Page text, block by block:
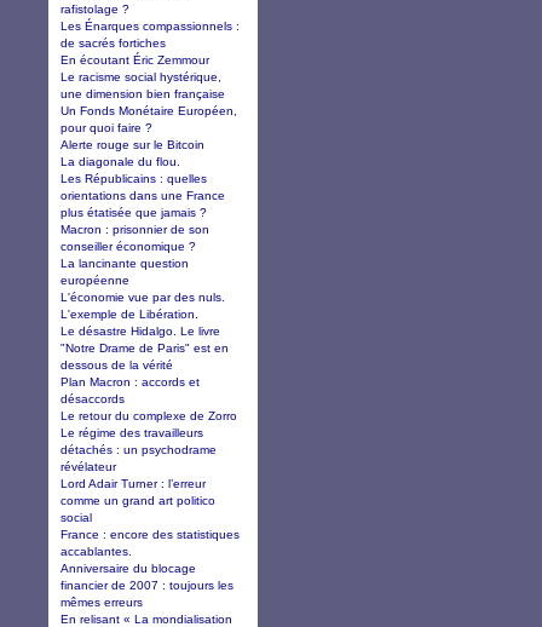
rafistolage ?
Les Énarques compassionnels :
de sacrés fortiches
En écoutant Éric Zemmour
Le racisme social hystérique,
une dimension bien française
Un Fonds Monétaire Européen,
pour quoi faire ?
Alerte rouge sur le Bitcoin
La diagonale du flou.
Les Républicains : quelles
orientations dans une France
plus étatisée que jamais ?
Macron : prisonnier de son
conseiller économique ?
La lancinante question
européenne
L'économie vue par des nuls.
L'exemple de Libération.
Le désastre Hidalgo. Le livre
"Notre Drame de Paris" est en
dessous de la vérité
Plan Macron : accords et
désaccords
Le retour du complexe de Zorro
Le régime des travailleurs
détachés : un psychodrame
révélateur
Lord Adair Turner : l’erreur
comme un grand art politico
social
France : encore des statistiques
accablantes.
Anniversaire du blocage
financier de 2007 : toujours les
mêmes erreurs
En relisant « La mondialisation